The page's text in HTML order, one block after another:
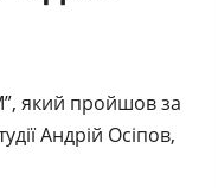
який пройшов за
Андрій Осіпов,